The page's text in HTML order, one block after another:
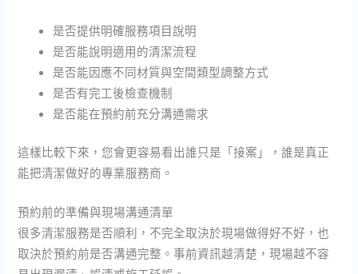
是否提供明確服務項目說明
是否能說明適用的清潔流程
是否能因應不同材質與空間類型調整方式
是否有完工後檢查機制
是否能在預約前充分溝通需求
這樣比較下來，您會更容易看出誰只是「接案」，誰是真正
能把清潔做好的專業服務商。
預約前的準備與現場溝通清單
很多清潔服務是否順利，不完全取決於現場做得好不好，也
取決於預約前是否溝通完整。事前資訊越清楚，現場越不容